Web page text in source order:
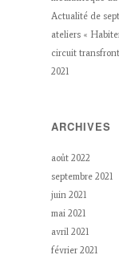
Actualité de
ateliers «
circuit
2021
ARCHIVES
août 2022
septembre 2021
juin 2021
mai 2021
avril 2021
février 2021